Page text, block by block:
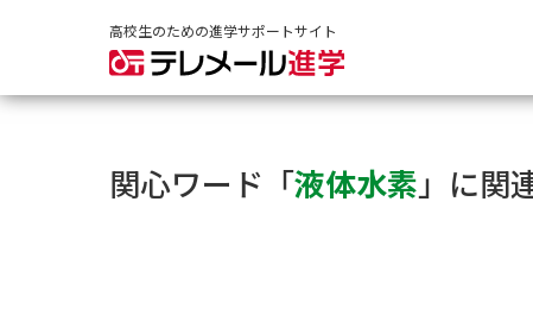
高校生のための進学サポートサイト
関心ワード「液体水素」に関